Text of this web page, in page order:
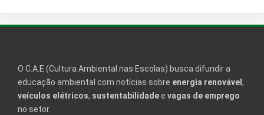
O C.A.E (Cultura Ambiental nas Escolas) busca difundir a
educação ambiental com notícias sobre energia renovável ,
veículos elétricos, sustentabilidadee vagas de emprego
no setor.